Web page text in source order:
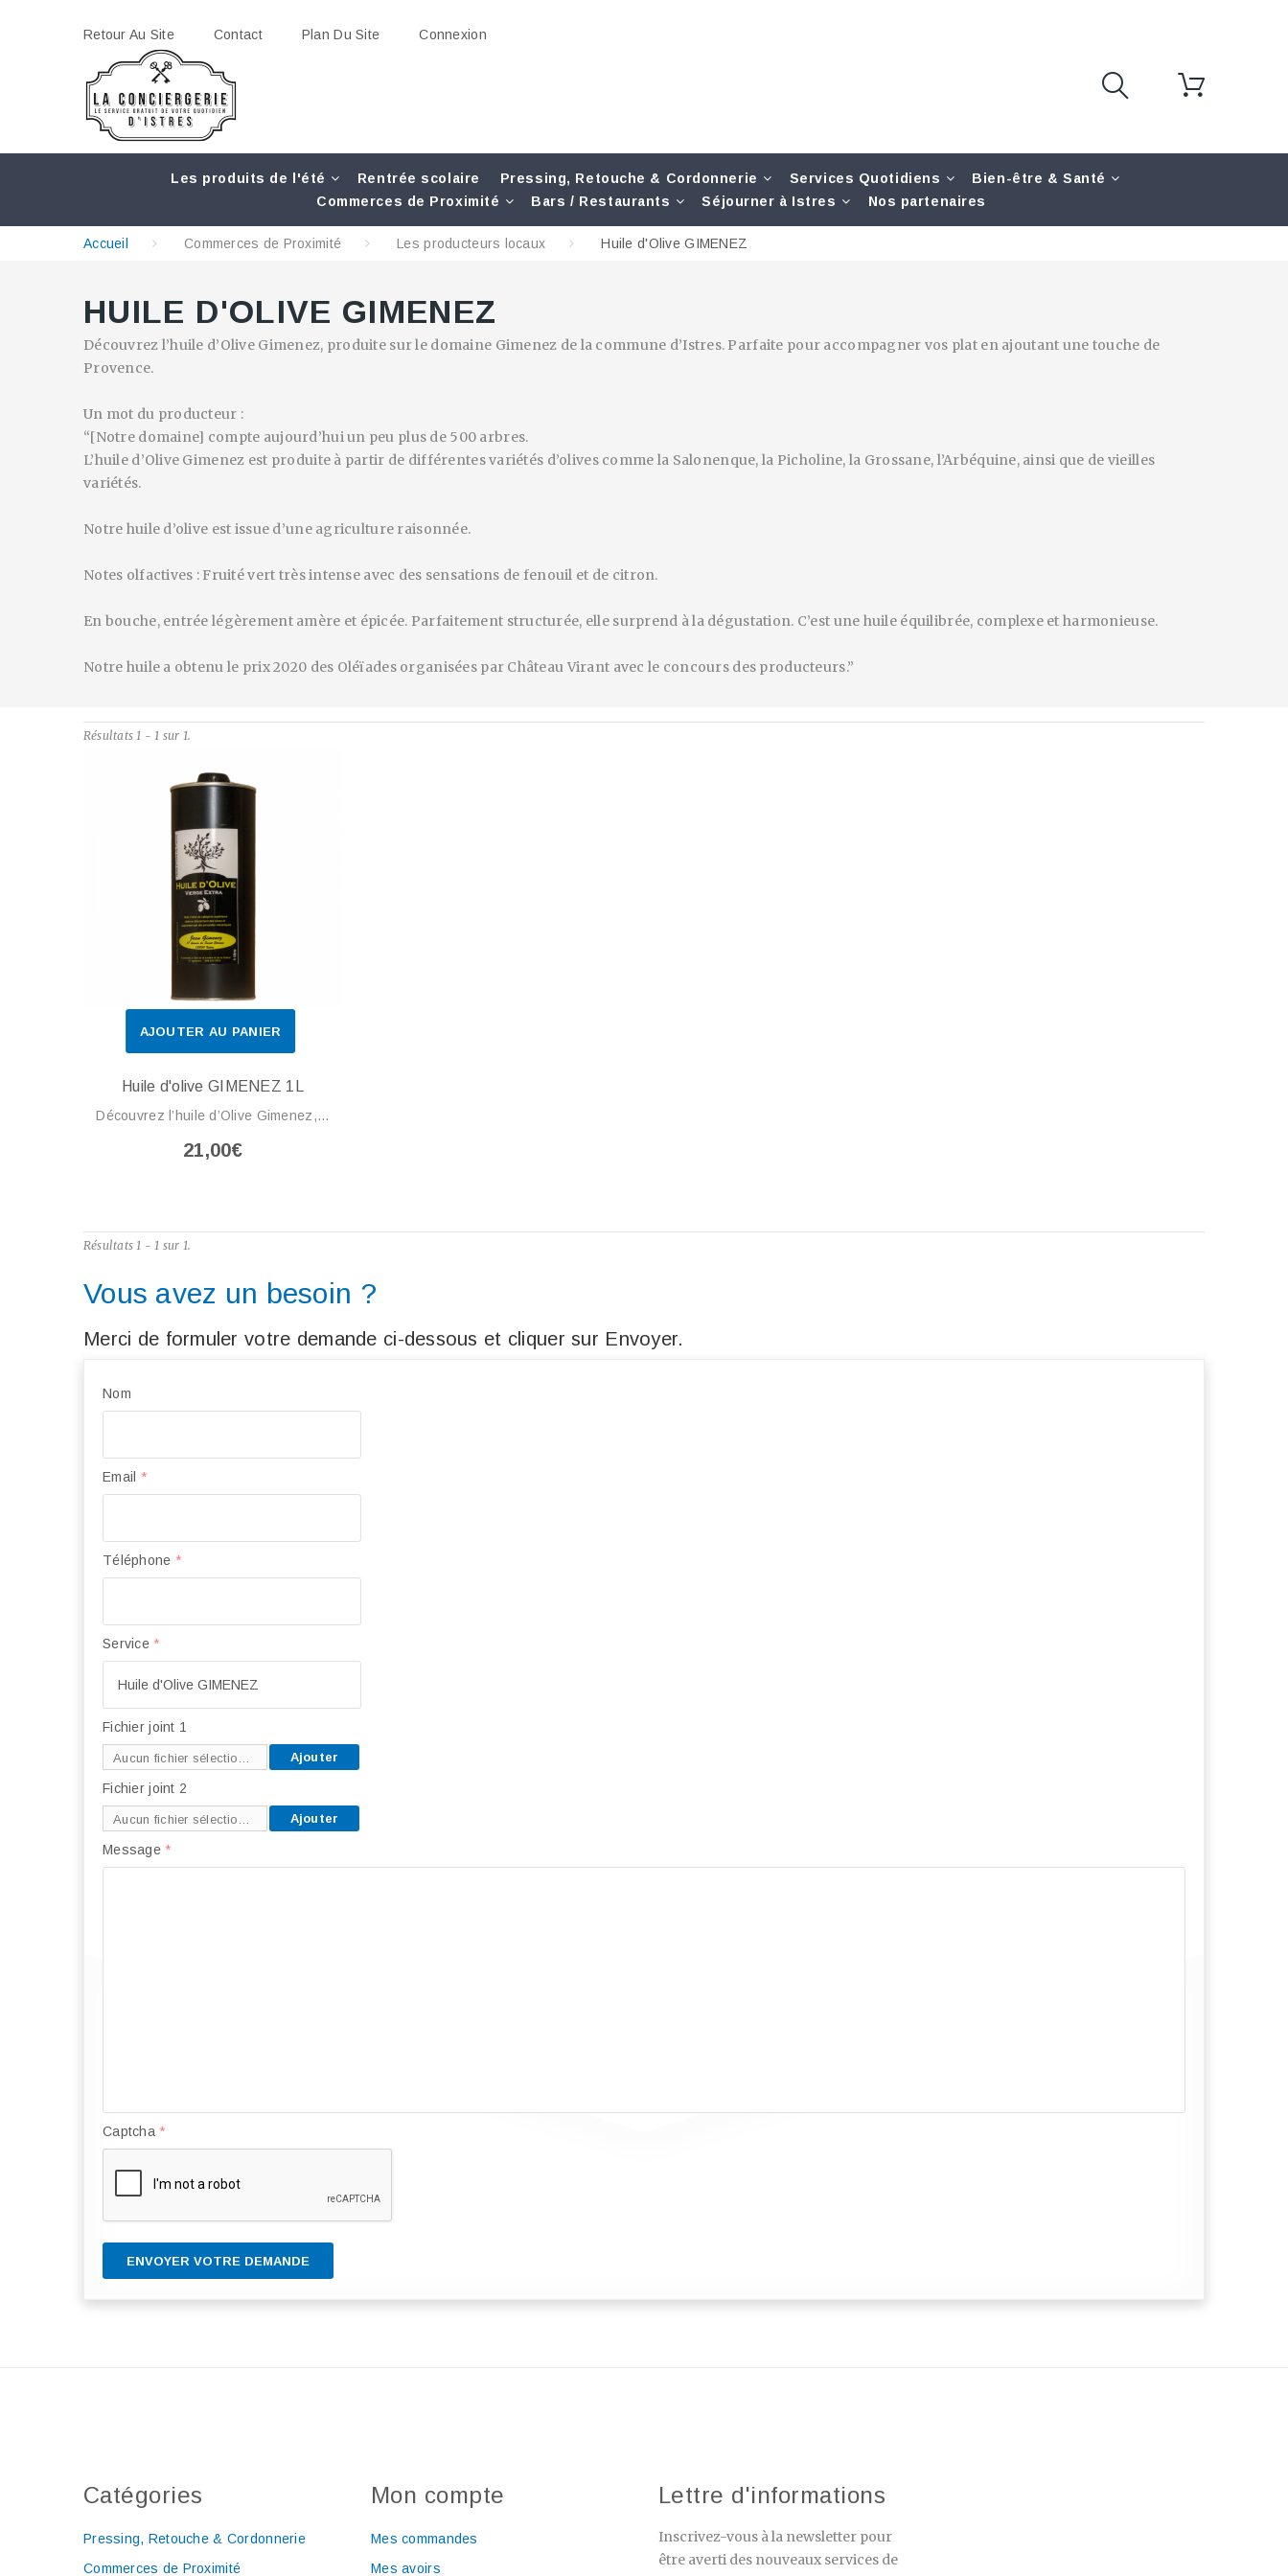
Retour Au Site Contact Plan Du Site Connexion
Les produits de l'été Rentrée scolaire Pressing, Retouche & Cordonnerie Services Quotidiens
Bien-être & Santé
Commerces de Proximité
Bars / Restaurants Séjourner à Istres Nos partenaires
Accueil Commerces de Proximité Les producteurs locaux Huile d'Olive GIMENEZ
HUILE D'OLIVE GIMENEZ
Découvrez l’huile d’Olive Gimenez, produite sur le domaine Gimenez de la commune d’Istres. Parfaite pour accompagner vos plat en ajoutant une touche de
Provence.
Un mot du producteur :
“[Notre domaine] compte aujourd’hui un peu plus de 500 arbres.
L’huile d’Olive Gimenez est produite à partir de différentes variétés d’olives comme la Salonenque, la Picholine, la Grossane, l’Arbéquine, ainsi que de vieilles
variétés.
Notre huile d’olive est issue d’une agriculture raisonnée.
Notes olfactives : Fruité vert très intense avec des sensations de fenouil et de citron.
En bouche, entrée légèrement amère et épicée. Parfaitement structurée, elle surprend à la dégustation. C’est une huile équilibrée, complexe et harmonieuse.
Notre huile a obtenu le prix 2020 des Oléïades organisées par Château Virant avec le concours des producteurs.”
Résultats 1 - 1 sur 1.
AJOUTER AU PANIER
Huile d'olive GIMENEZ 1L
Découvrez l’huile d’Olive Gimenez,...
21,00€
Résultats 1 - 1 sur 1.
Vous avez un besoin ?
Merci de formuler votre demande ci-dessous et cliquer sur Envoyer.
Nom
Email *
Téléphone *
Service *
Fichier joint 1
Aucun fichier sélectionné Ajouter
Fichier joint 2
Aucun fichier sélectionné Ajouter
Message *
Captcha *
ENVOYER VOTRE DEMANDE
Catégories
Pressing, Retouche & Cordonnerie
Commerces de Proximité
Mon compte
Mes commandes
Mes avoirs
Lettre d'informations
Inscrivez-vous à la newsletter pour
être averti des nouveaux services de